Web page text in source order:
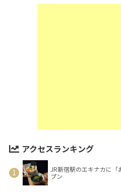
アクセスランキング
JR新宿駅のエキナカに「
プン